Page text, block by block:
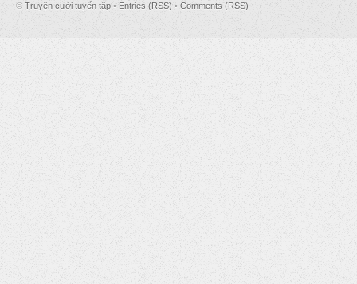
© Truyện cười tuyển tập • Entries (RSS) • Comments (RSS)